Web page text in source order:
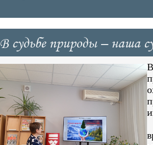
В судьбе природы – наша